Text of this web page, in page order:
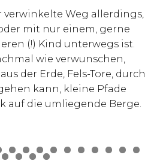
verwinkelte Weg allerdings,
mit nur einem, gerne
(!) Kind unterwegs ist.
wie verwunschen,
der Erde, Fels-Tore, durch
kann, kleine Pfade
auf die umliegende Berge.